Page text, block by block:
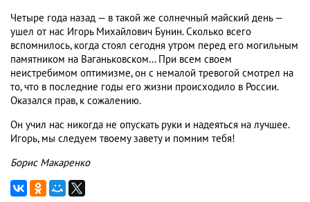
Четыре года назад — в такой же солнечный майский день —
ушел от нас Игорь Михайлович Бунин. Сколько всего
вспомнилось, когда стоял сегодня утром перед его могильным
памятником на Ваганьковском... При всем своем
неистребимом оптимизме, он с немалой тревогой смотрел на
то, что в последние годы его жизни происходило в России.
Оказался прав, к сожалению.
Он учил нас никогда не опускать руки и надеяться на лучшее.
Игорь, мы следуем твоему завету и помним тебя!
Борис Макаренко